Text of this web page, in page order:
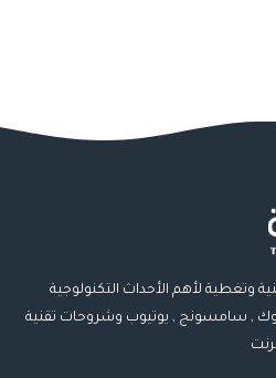
وتغطية لأهم الأحداث التكنولوجية
, سامسونج , يوتيوب وشروحات تقنية